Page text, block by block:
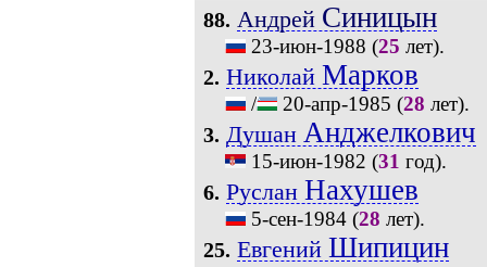
88. Андрей Синицын
23-июн-1988 (25 лет).
2. Николай Марков
/ 20-апр-1985 (28 лет).
3. Душан Анджелкович
15-июн-1982 (31 год).
6. Руслан Нахушев
5-сен-1984(28 лет).
25. Евгений Шипицин